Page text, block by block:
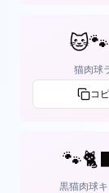
猫肉球
コ
黒猫肉球